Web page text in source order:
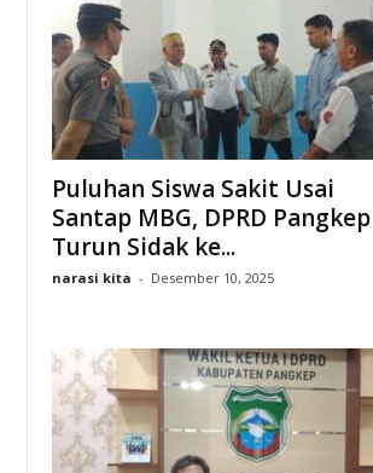
Puluhan Siswa Sakit Usai
Santap MBG, DPRD Pangkep
Turun Sidak ke...
narasi kita - Desember 10, 2025